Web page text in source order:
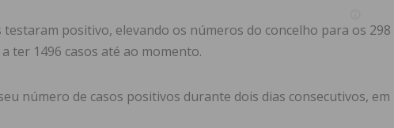
positivo, elevando os números do concelho para os 298
ter 1496 casos até ao momento.
número de casos positivos durante dois dias consecutivos, em